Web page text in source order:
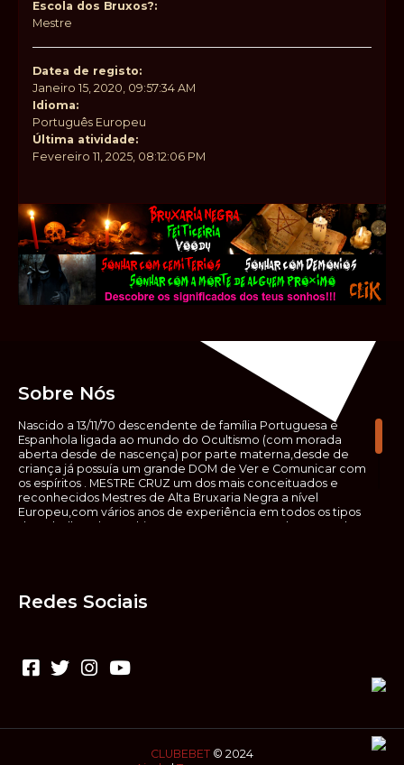
Escola dos Bruxos?:
Mestre
Datea de registo:
Janeiro 15, 2020, 09:57:34 AM
Idioma:
Português Europeu
Última atividade:
Fevereiro 11, 2025, 08:12:06 PM
Sobre Nós
Nascido a 13/11/70 descendente de família Portuguesa e
Espanhola ligada ao mundo do Ocultismo (com morada
aberta desde de nascença) por parte materna,desde de
criança já possuía um grande DOM de Ver e Comunicar com
os espíritos . MESTRE CRUZ um dos mais conceituados e
reconhecidos Mestres de Alta Bruxaria Negra a nível
Europeu,com vários anos de experiência em todos os tipos
de trabalhos de Ocultismo. Escreveu os seus saberes ocultos
não o faça sem precauções e sem possuir a devida
poderão causar danos. Consultai por isso sempre um
(médium) conhecedor, quando se trata de fazer trabalhos
Redes Sociais
CLUBEBET © 2024